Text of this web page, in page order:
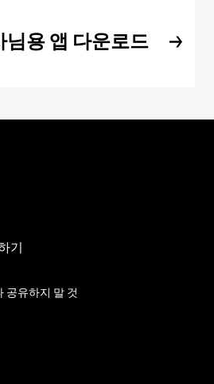
님용 앱 다운로드
기
공유하지 말 것